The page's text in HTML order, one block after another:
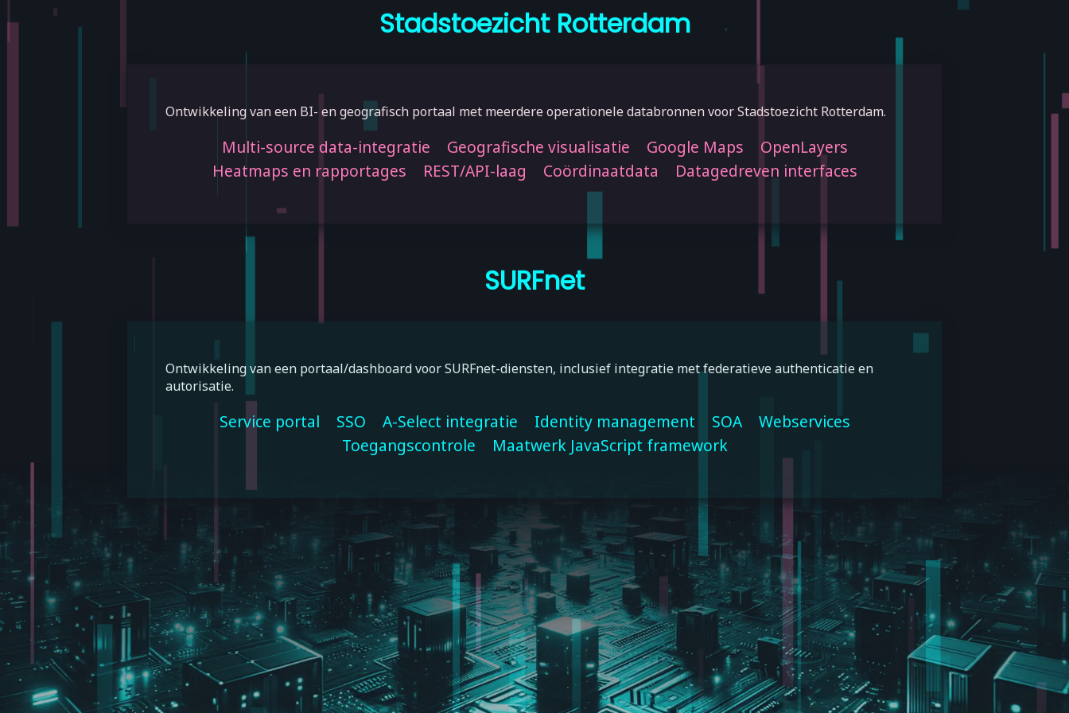
Stadstoezicht Rotterdam
Ontwikkeling van een BI- en geografisch portaal met meerdere operationele databronnen voor Stadstoezicht Rotterdam.
Multi-source data-integratie Geografische visualisatie Google Maps
OpenLayers
Heatmaps en rapportages
REST/API-laag Coördinaatdata Datagedreven interfaces
SURFnet
Ontwikkeling van een portaal/dashboard voor SURFnet-diensten, inclusief integratie met federatieve authenticatie en
autorisatie.
Service portal SSO A-Select integratie Identity management SOA
Webservices
Toegangscontrole
Maatwerk JavaScript framework